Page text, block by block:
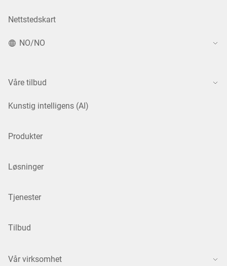
Nettstedskart
NO/NO
Våre tilbud
Kunstig intelligens (AI)
Produkter
Løsninger
Tjenester
Tilbud
Vår virksomhet